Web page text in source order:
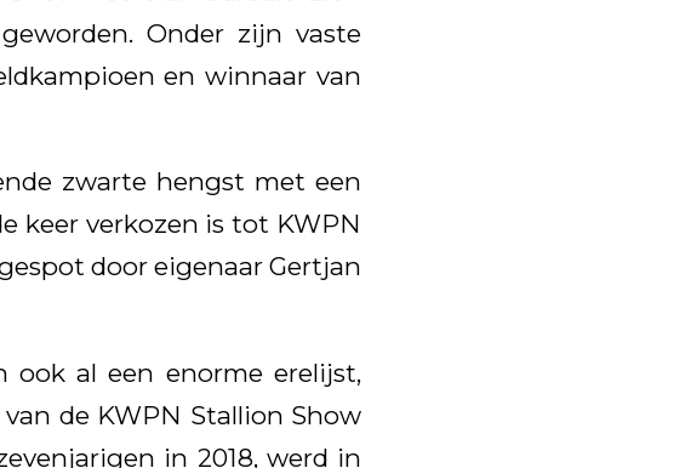
Onder zijn vaste
en winnaar van
zwarte hengst met een
keer verkozen is tot KWPN
door eigenaar Gertjan
al een enorme erelijst,
de KWPN Stallion Show
in 2018, werd in